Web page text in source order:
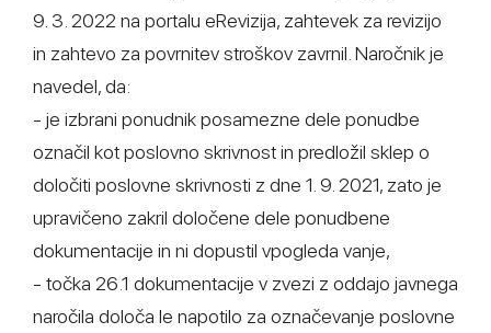
9. 3. 2022 na portalu eRevizija, zahtevek za revizijo
in zahtevo za povrnitev stroškov zavrnil. Naročnik je
navedel, da:
- je izbrani ponudnik posamezne dele ponudbe
označil kot poslovno skrivnost in predložil sklep o
določiti poslovne skrivnosti z dne 1. 9. 2021, zato je
upravičeno zakril določene dele ponudbene
dokumentacije in ni dopustil vpogleda vanje,
- točka 26.1 dokumentacije v zvezi z oddajo javnega
naročila določa le napotilo za označevanje poslovne